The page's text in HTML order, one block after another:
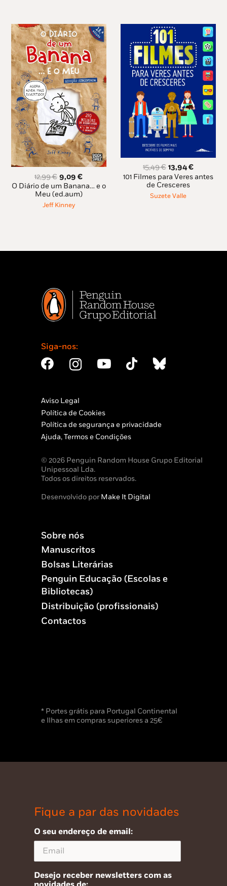
12,99€ O
preço
original
era:
9,09€O
preço
atual
O Diário de um Banana… e o
Meu (ed.aum)
Jeff Kinney
15,49€ O
preço
original
era:
13,94€O
preço
101 Filmes para Veres antes
de Cresceres
Suzete Valle
Siga-nos:
Aviso Legal
Política de Cookies
Política de segurança e privacidade
Ajuda, Termos e Condições
© 2026 Penguin Random House Grupo Editorial
Unipessoal Lda.
Todos os direitos reservados.
Desenvolvido porMake It Digital
Sobre nós
Manuscritos
Bolsas Literárias
Penguin Educação (Escolas e
Bibliotecas)
Distribuição (profissionais)
Contactos
* Portes grátis para Portugal Continental
e Ilhas em compras superiores a 25€
Fique a par das novidades
O seu endereço de email:
Desejo receber newsletters com as